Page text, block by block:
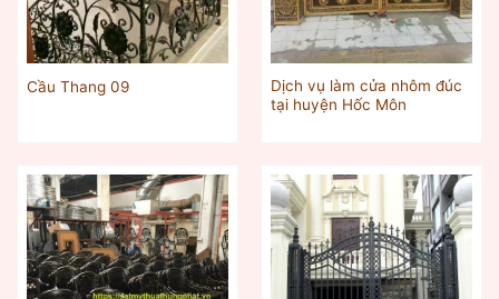
Cầu Thang 09
Dịch vụ làm cửa nhôm đúc
tại huyện Hốc Môn